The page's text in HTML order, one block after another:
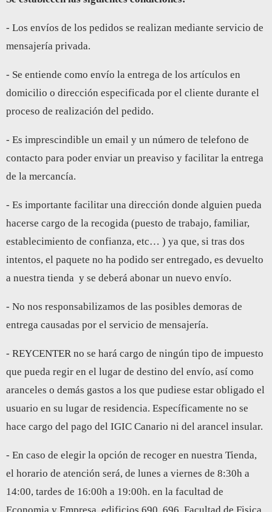
- Los envíos de los pedidos se realizan mediante servicio de
mensajería privada.
- Se entiende como envío la entrega de los artículos en
domicilio o dirección especificada por el cliente durante el
proceso de realización del pedido.
- Es imprescindible un email y un número de telefono de
contacto para poder enviar un preaviso y facilitar la entrega
de la mercancía.
- Es importante facilitar una dirección donde alguien pueda
hacerse cargo de la recogida (puesto de trabajo, familiar,
establecimiento de confianza, etc… ) ya que, si tras dos
intentos, el paquete no ha podido ser entregado, es devuelto
a nuestra tienda y se deberá abonar un nuevo envío.
- No nos responsabilizamos de las posibles demoras de
entrega causadas por el servicio de mensajería.
- REYCENTER no se hará cargo de ningún tipo de impuesto
que pueda regir en el lugar de destino del envío, así como
aranceles o demás gastos a los que pudiese estar obligado el
usuario en su lugar de residencia. Específicamente no se
hace cargo del pago del IGIC Canario ni del arancel insular.
- En caso de elegir la opción de recoger en nuestra Tienda,
el horario de atención será, de lunes a viernes de 8:30h a
14:00, tardes de 16:00h a 19:00h. en la facultad de